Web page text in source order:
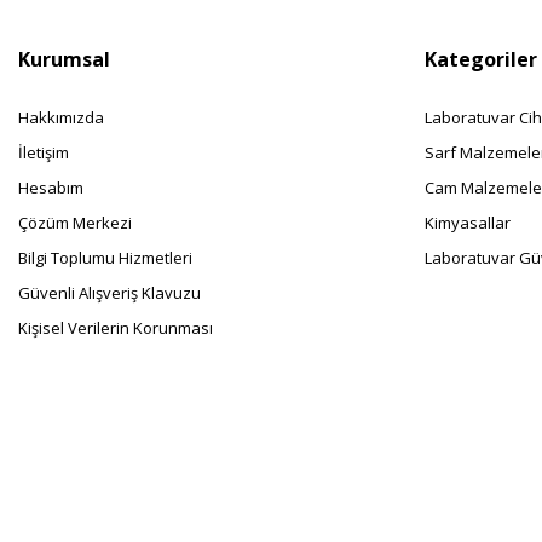
Kurumsal
Hakkımızda
İletişim
Hesabım
Çözüm Merkezi
Bilgi Toplumu Hizmetleri
Güvenli Alışveriş Klavuzu
Kişisel Verilerin Korunması
Kategoriler
Laboratuvar
Sarf
Cam
Kimyasallar
Laboratuvar